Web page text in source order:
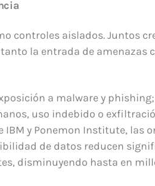
controles aislados. Juntos
la entrada de amenazas
a malware y
uso indebido o
y Ponemon Institute, las
de datos reducen
disminuyendo hasta en